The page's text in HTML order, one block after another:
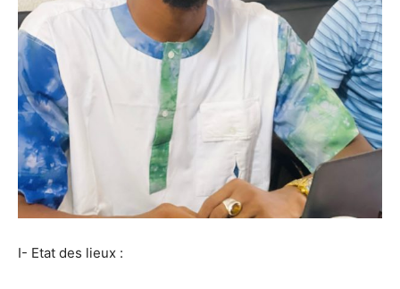
I- Etat des lieux :